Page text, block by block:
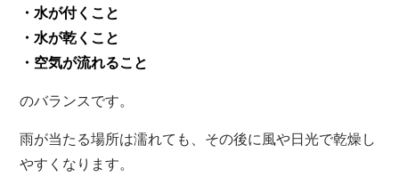
・水が付くこと
・水が乾くこと
・空気が流れること
のバランスです。
雨が当たる場所は濡れても、その後に風や日光で乾燥し
やすくなります。